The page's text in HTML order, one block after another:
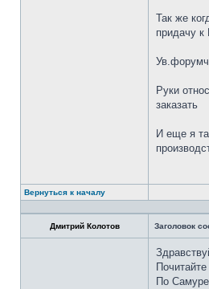
Так же
придачу
Руки
заказать
И еще я
Вернуться к началу
Дмитрий Колотов Заголовок
По